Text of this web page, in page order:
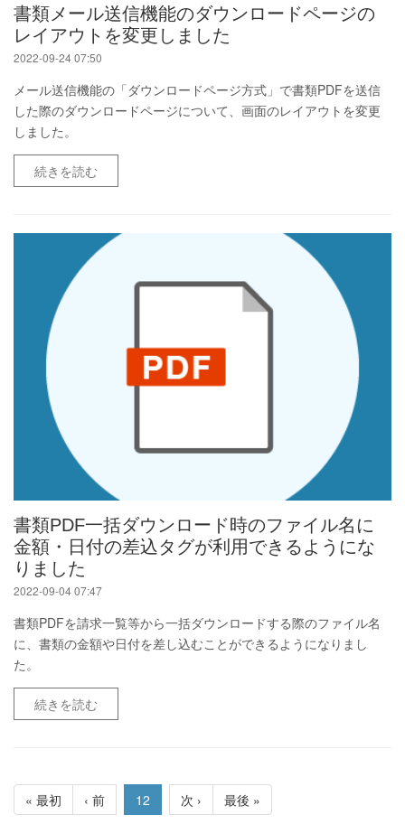
書類メール送信機能のダウンロードページの
レイアウトを変更しました
2022-09-24 07:50
メール送信機能の「ダウンロードページ方式」で書類PDFを送信
した際のダウンロードページについて、画面のレイアウトを変更
しました。
続きを読む
書類PDF一括ダウンロード時のファイル名に
金額・日付の差込タグが利用できるようにな
りました
2022-09-04 07:47
書類PDFを請求一覧等から一括ダウンロードする際のファイル名
に、書類の金額や日付を差し込むことができるようになりまし
た。
続きを読む
« 最初 ‹ 前 12 次 › 最後 »